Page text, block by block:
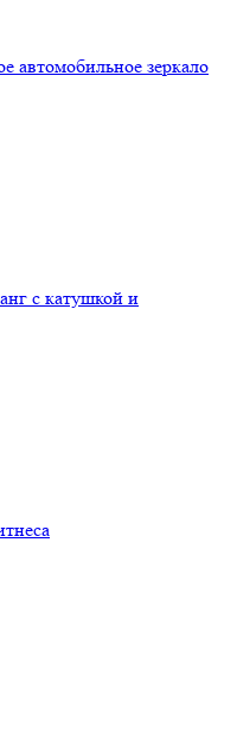
автомобильное зеркало
с катушкой и